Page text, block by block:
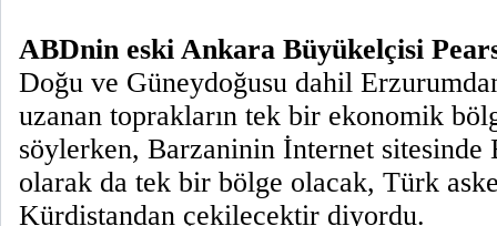
ABDnin eski Ankara Büyükelçisi
Doğu ve Güneydoğusu dahil
uzanan toprakların tek bir ekonomik
söylerken, Barzaninin İnternet sitesinde
olarak da tek bir bölge olacak, Türk
Kürdistandan çekilecektir diyordu.